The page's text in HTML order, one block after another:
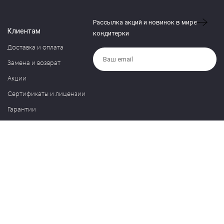
Клиентам
Доставка и оплата
Замена и возврат
Акции
Сертификаты и лицензии
Гарантии
Рассылка акций и новинок в мире
кондитерки